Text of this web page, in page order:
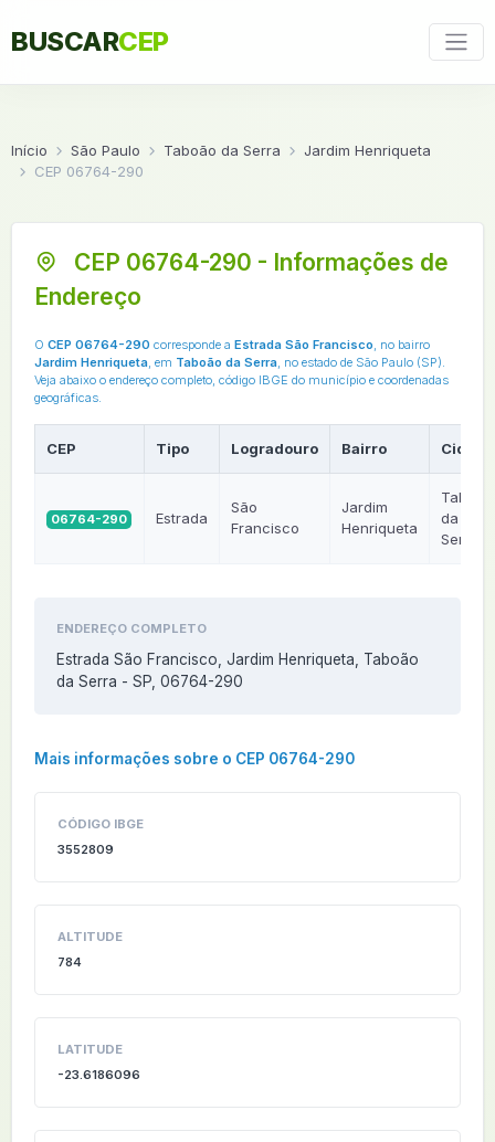
BUSCARCEP
Início São Paulo Taboão da Serra
Jardim Henriqueta
CEP 06764-290
CEP 06764-290 - Informações de
Endereço
O CEP 06764-290 corresponde a Estrada São Francisco, no bairro
Jardim Henriqueta, em Taboão da Serra, no estado de São Paulo (SP).
Veja abaixo o endereço completo, código IBGE do município e coordenadas
geográficas.
CEP Tipo Logradouro Bairro Cidade
06764-290 Estrada
São
Francisco
Jardim
Henriqueta
Taboão
da
Serra
ENDEREÇO COMPLETO
Estrada São Francisco, Jardim Henriqueta, Taboão
da Serra - SP, 06764-290
Mais informações sobre o CEP 06764-290
CÓDIGO IBGE
3552809
ALTITUDE
784
LATITUDE
-23.6186096